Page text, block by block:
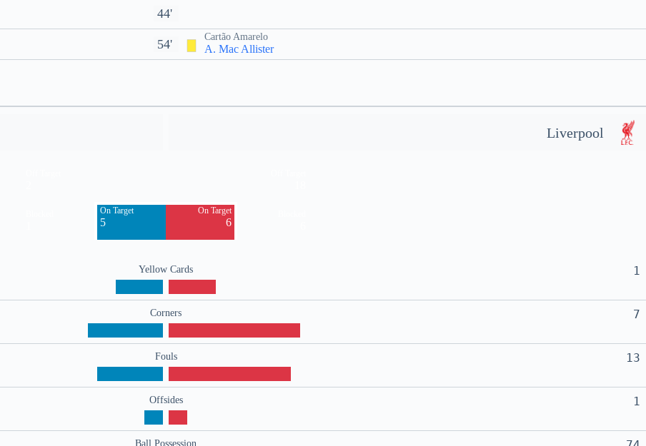
44'
54'
Cartão Amarelo
A. Mac Allister
Liverpool
On Target
5
On Target
6
Yellow Cards 1
Corners 7
Fouls 13
Offsides 1
Ball Possession